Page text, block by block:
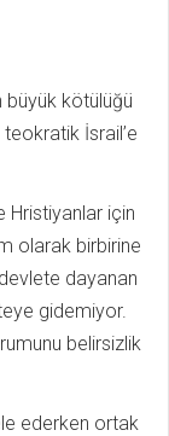
kötülüğü
teokratik İsrail’e
Hristiyanlar için
olarak birbirine
dayanan
gidemiyor.
belirsizlik
ederken ortak